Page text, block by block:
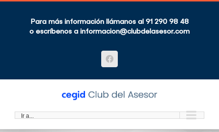
Saltar
contenidoPara más información llámanos al 91 290 98 48
o escríbenos a informacion@clubdelasesor.com
Facebook
Ir a...